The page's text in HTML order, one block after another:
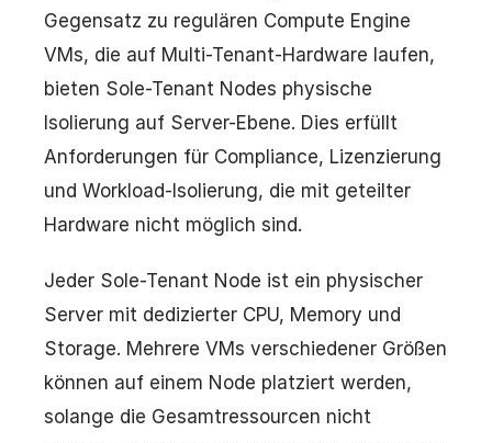
Gegensatz zu regulären Compute Engine
VMs, die auf Multi-Tenant-Hardware laufen,
bieten Sole-Tenant Nodes physische
Isolierung auf Server-Ebene. Dies erfüllt
Anforderungen für Compliance, Lizenzierung
und Workload-Isolierung, die mit geteilter
Hardware nicht möglich sind.
Jeder Sole-Tenant Node ist ein physischer
Server mit dedizierter CPU, Memory und
Storage. Mehrere VMs verschiedener Größen
können auf einem Node platziert werden,
solange die Gesamtressourcen nicht